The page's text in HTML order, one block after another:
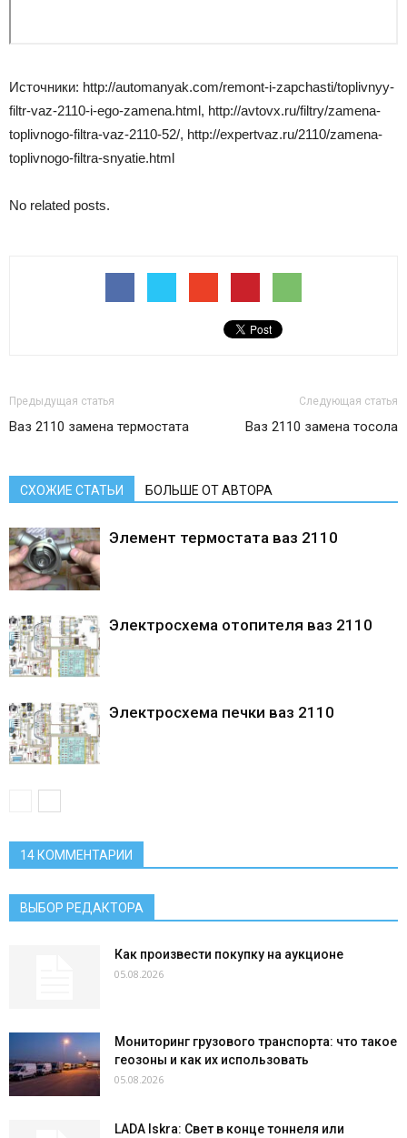
Источники: http://automanyak.com/remont-i-zapchasti/toplivnyy-
filtr-vaz-2110-i-ego-zamena.html, http://avtovx.ru/filtry/zamena-
toplivnogo-filtra-vaz-2110-52/, http://expertvaz.ru/2110/zamena-
toplivnogo-filtra-snyatie.html
No related posts.
Предыдущая статья
Ваз 2110 замена термостата
Следующая статья
Ваз 2110 замена тосола
СХОЖИЕ СТАТЬИ БОЛЬШЕ ОТ АВТОРА
Элемент термостата ваз 2110
Электросхема отопителя ваз 2110
Электросхема печки ваз 2110
14 КОММЕНТАРИИ
ВЫБОР РЕДАКТОРА
Как произвести покупку на аукционе
05.08.2026
Мониторинг грузового транспорта: что такое
геозоны и как их использовать
05.08.2026
LADA Iskra: Свет в конце тоннеля или